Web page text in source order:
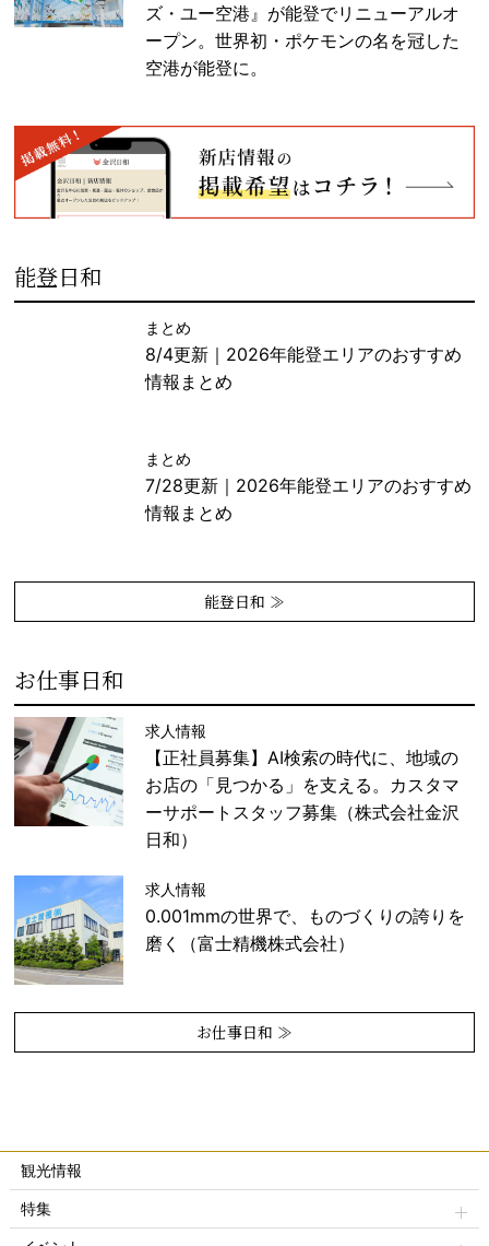
ズ・ユー空港』が能登でリニューアルオ
ープン。世界初・ポケモンの名を冠した
空港が能登に。
能登日和
まとめ
8/4更新｜2026年能登エリアのおすすめ
情報まとめ
まとめ
7/28更新｜2026年能登エリアのおすすめ
情報まとめ
能登日和 ≫
お仕事日和
求人情報
【正社員募集】AI検索の時代に、地域の
お店の「見つかる」を支える。カスタマ
ーサポートスタッフ募集（株式会社金沢
日和）
求人情報
0.001mmの世界で、ものづくりの誇りを
磨く（富士精機株式会社）
お仕事日和 ≫
観光情報
特集